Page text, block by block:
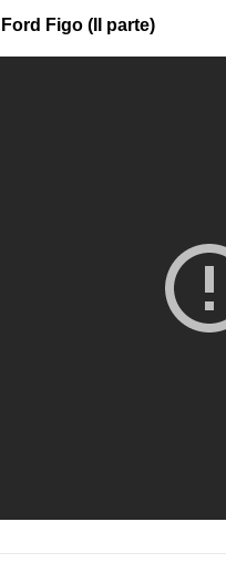
Figo (II parte)